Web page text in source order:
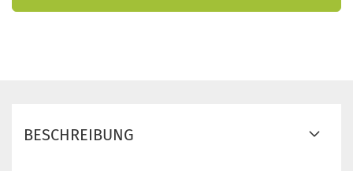
BESCHREIBUNG